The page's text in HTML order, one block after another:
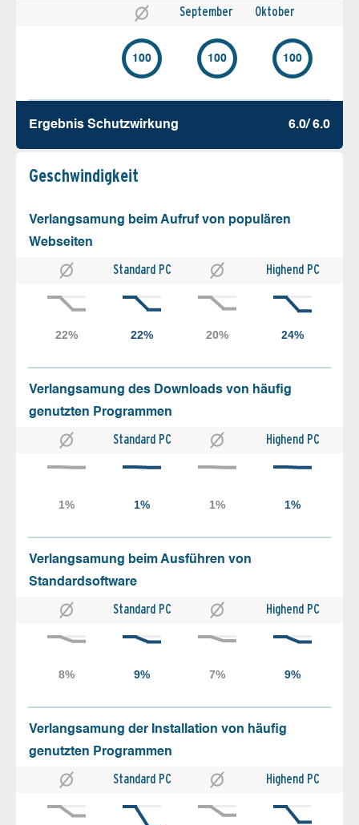
September Oktober
100 100 100
Ergebnis Schutz­wirkung 6.0/ 6.0
Geschw­indigkeit
Verlangsamung beim Aufruf von populären
Webseiten
Standard PC Highend PC
Verlangsamung des Downloads von häufig
genutzten Programmen
Standard PC Highend PC
Verlangsamung beim Ausführen von
Standardsoftware
Standard PC Highend PC
Verlangsamung der Installation von häufig
genutzten Programmen
Standard PC Highend PC